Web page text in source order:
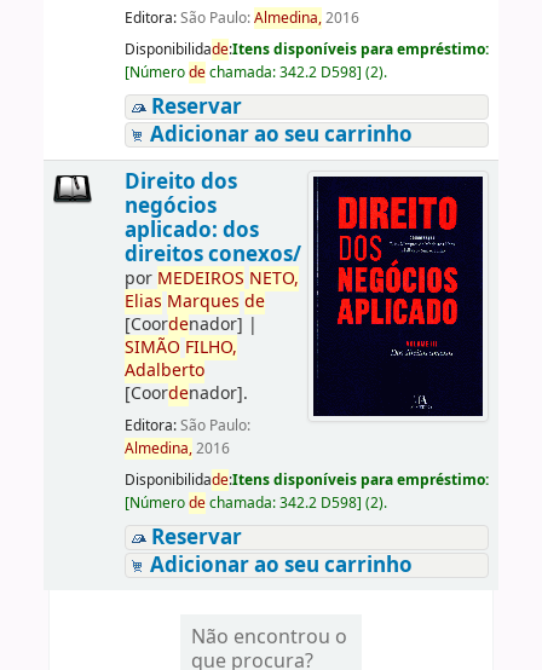
Editora:São Paulo:Almedina,2016
Disponibilidade:Itens disponíveis para empréstimo:
[Númerodechamada:342.2 D598] (2).
Reservar
Adicionar ao seu carrinho
Direito dos
negócios
aplicado: dos
direitos conexos/
por MEDEIROS NETO,
Elias Marques de
[Coordenador] |
SIMÃO FILHO,
Adalberto
[Coordenador].
Editora:São Paulo:
Almedina,2016
Disponibilidade:Itens disponíveis para empréstimo:
[Númerodechamada:342.2 D598] (2).
Reservar
Adicionar ao seu carrinho
Não encontrou o
que procura?